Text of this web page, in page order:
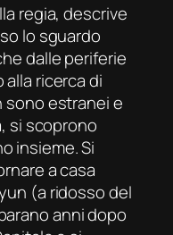
regia, descrive
lo sguardo
dalle periferie
ricerca di
sono estranei e
si scoprono
insieme. Si
a casa
(a ridosso del
anni dopo